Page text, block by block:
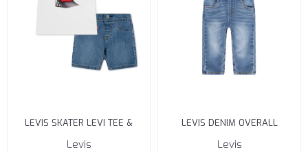
LEVIS SKATER LEVI TEE &
DENIM SE BRIGHT WHITE
Levis
LEVIS DENIM OVERALL
BURBANK
Levis